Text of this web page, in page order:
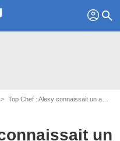
profil search
Top Chef : Alexy connaissait un autre candidat de cette saison avant le tournage !
un